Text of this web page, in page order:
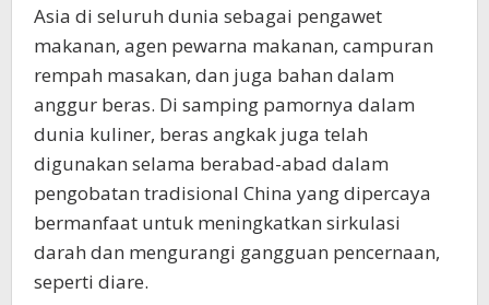
Asia di seluruh dunia sebagai pengawet
makanan, agen pewarna makanan, campuran
rempah masakan, dan juga bahan dalam
anggur beras. Di samping pamornya dalam
dunia kuliner, beras angkak juga telah
digunakan selama berabad-abad dalam
pengobatan tradisional China yang dipercaya
bermanfaat untuk meningkatkan sirkulasi
darah dan mengurangi gangguan pencernaan,
seperti diare.